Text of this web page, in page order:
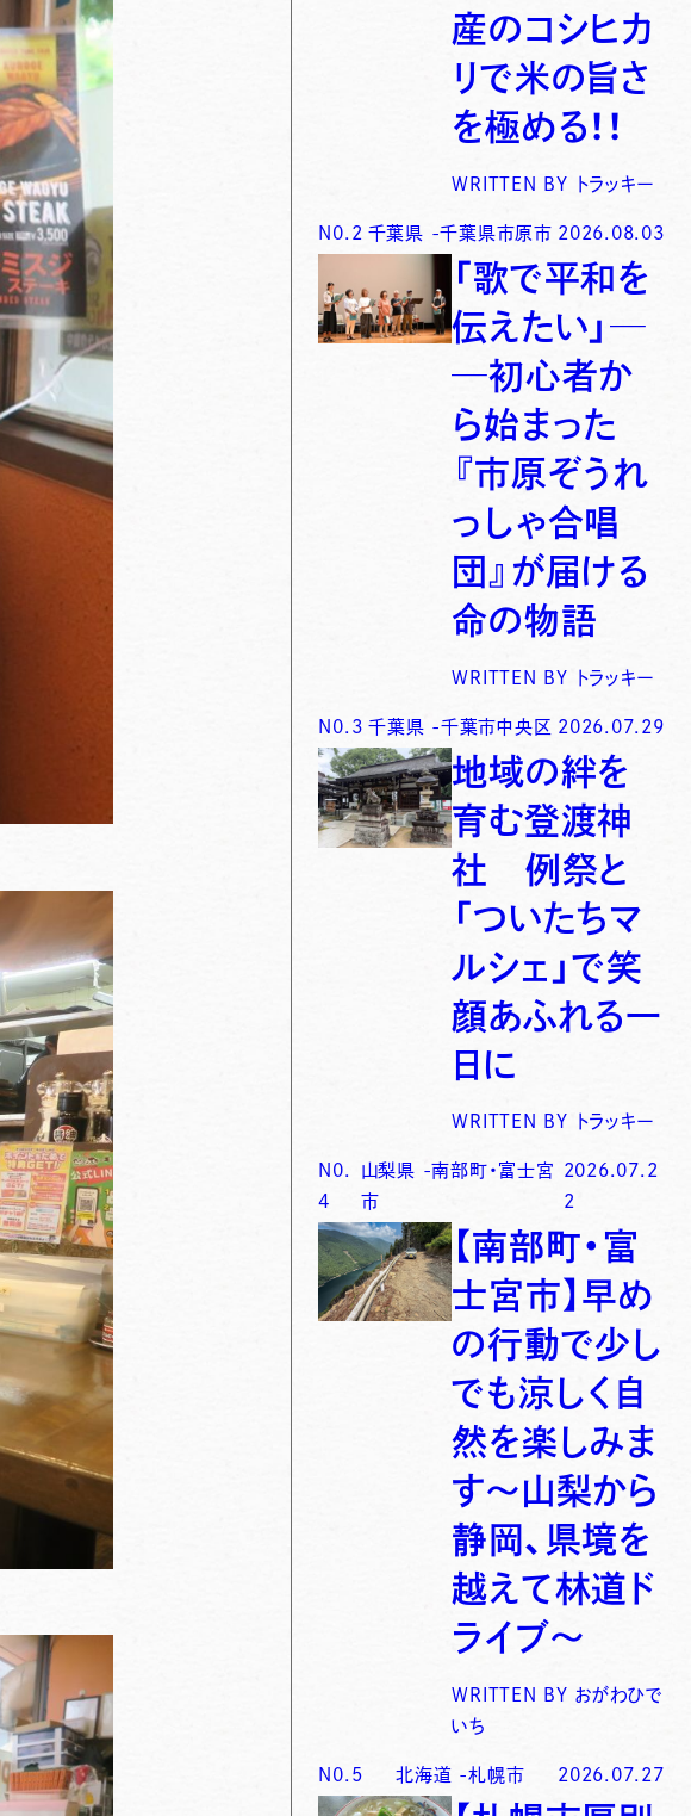
産のコシヒカ
リで米の旨さ
を極める！！
WRITTEN BY トラッキー
N0. 2 千葉県 -千葉県市原市 2026.08.03
「歌で平和を
伝えたい」─
─初心者か
ら始まった
『市原ぞうれ
っしゃ合唱
団』が届ける
命の物語
WRITTEN BY トラッキー
N0. 3 千葉県 -千葉市中央区 2026.07.29
地域の絆を
育む登渡神
社 例祭と
「ついたちマ
ルシェ」で笑
顔あふれる一
日に
WRITTEN BY トラッキー
N0.
4
山梨県 -南部町・富士宮
市
2026.07.2
2
【南部町・富
士宮市】早め
の行動で少し
でも涼しく自
然を楽しみま
す〜山梨から
静岡、県境を
越えて林道ド
ライブ〜
WRITTEN BY おがわひで
いち
N0. 5 北海道 -札幌市 2026.07.27